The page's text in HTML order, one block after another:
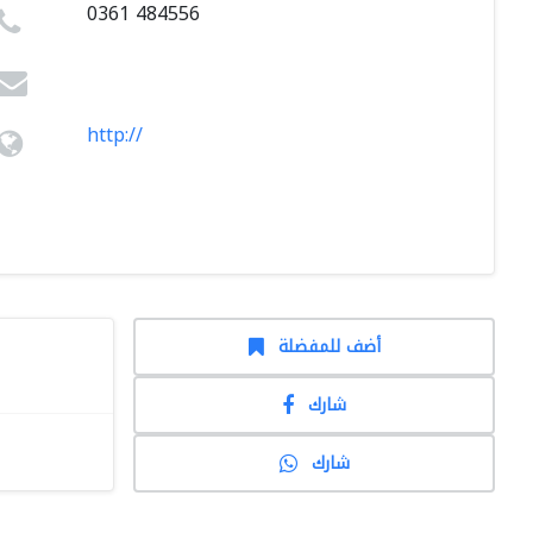
0361 484556
http://
أضف للمفضلة
شارك
شارك